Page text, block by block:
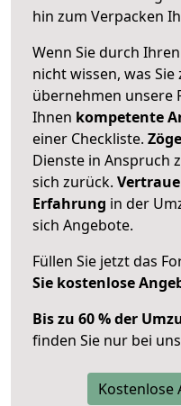
hin zum Verpacken
Wenn Sie durch
nicht wissen, was
übernehmen unsere
Ihnen kompetente
einer Checkliste.
Dienste in Anspruch
sich zurück.
Erfahrung in der
sich Angebote.
Füllen Sie jetzt das
Sie kostenlose
Bis zu 60 % der
finden Sie nur bei
Kostenlose